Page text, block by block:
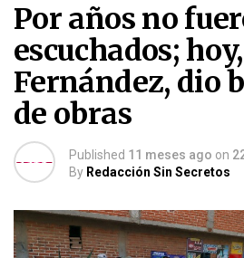
Por años no
escuchados;
Fernández, dio
de obras
Published 11 meses ago on
By Redacción Sin Secretos